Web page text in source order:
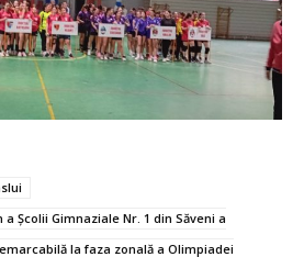
Școlii Gimnaziale Nr. 1 din Săveni a
la faza zonală a Olimpiadei